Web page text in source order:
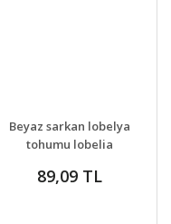
Beyaz sarkan lobelya
tohumu lobelia
89,09 TL